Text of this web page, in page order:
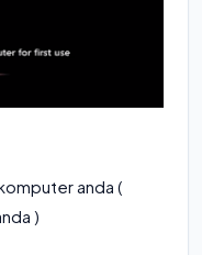
anda (
)